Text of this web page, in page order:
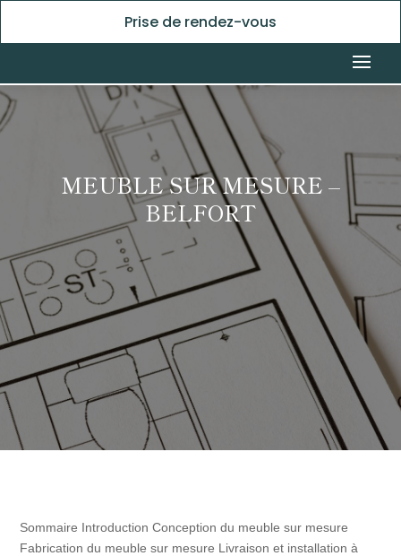
Prise de rendez-vous
MEUBLE SUR MESURE –
BELFORT
Sommaire Introduction Conception du meuble sur mesure
Fabrication du meuble sur mesure Livraison et installation à